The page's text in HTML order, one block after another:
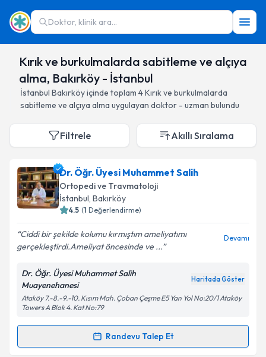
Doktor, klinik ara...
Kırık ve burkulmalarda sabitleme ve alçıya
alma, Bakırköy - İstanbul
İstanbul Bakırköyiçinde toplam 4Kırık ve burkulmalarda
sabitleme ve alçıya alma uygulayan doktor - uzman bulundu
Filtrele Akıllı Sıralama
Dr. Öğr. Üyesi Muhammet Salih
Ortopedi ve Travmatoloji
İstanbul, Bakırköy
4.5 (1 Değerlendirme)
Ciddi bir şekilde kolumu kırmıştım ameliyatımı
gerçekleştirdi.Ameliyat öncesinde ve ...
Devamı
Dr. Öğr. Üyesi Muhammet Salih
Muayenehanesi
Haritada Göster
Ataköy 7.-8.-9.-10. Kısım Mah. Çoban Çeşme E5 Yan Yol No:20/1 Ataköy
Towers A Blok 4. Kat No:79
Randevu Talep Et
Randevu Takvimi Talebi